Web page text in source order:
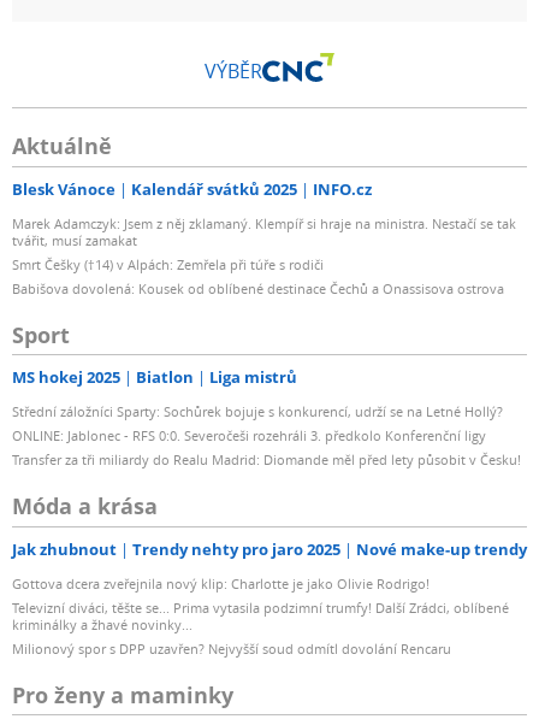
VÝBĚR
Aktuálně
Blesk Vánoce Kalendář svátků 2025 INFO.cz
Marek Adamczyk: Jsem z něj zklamaný. Klempíř si hraje na ministra. Nestačí se tak
tvářit, musí zamakat
Smrt Češky (†14) v Alpách: Zemřela při túře s rodiči
Babišova dovolená: Kousek od oblíbené destinace Čechů a Onassisova ostrova
Sport
MS hokej 2025 Biatlon Liga mistrů
Střední záložníci Sparty: Sochůrek bojuje s konkurencí, udrží se na Letné Hollý?
ONLINE: Jablonec - RFS 0:0. Severočeši rozehráli 3. předkolo Konferenční ligy
Transfer za tři miliardy do Realu Madrid: Diomande měl před lety působit v Česku!
Móda a krása
Jak zhubnout Trendy nehty pro jaro 2025 Nové make-up trendy
Gottova dcera zveřejnila nový klip: Charlotte je jako Olivie Rodrigo!
Televizní diváci, těšte se... Prima vytasila podzimní trumfy! Další Zrádci, oblíbené
kriminálky a žhavé novinky...
Milionový spor s DPP uzavřen? Nejvyšší soud odmítl dovolání Rencaru
Pro ženy a maminky